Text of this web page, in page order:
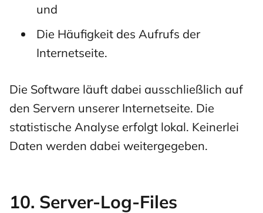
und
Die Häufigkeit des Aufrufs der
Internetseite.
Die Software läuft dabei ausschließlich auf
den Servern unserer Internetseite. Die
statistische Analyse erfolgt lokal. Keinerlei
Daten werden dabei weitergegeben.
10. Server-Log-Files